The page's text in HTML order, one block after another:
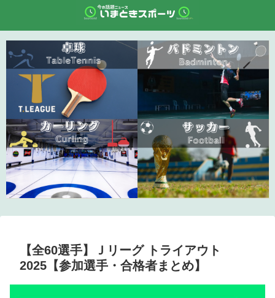
【全60選手】Ｊリーグ トライアウト
2025【参加選手・合格者まとめ】